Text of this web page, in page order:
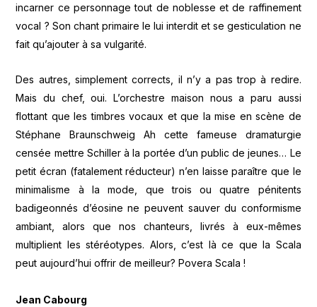
incarner ce personnage tout de noblesse et de raffinement
vocal ? Son chant primaire le lui interdit et se gesticulation ne
fait qu’ajouter à sa vulgarité.
Des autres, simplement corrects, il n’y a pas trop à redire.
Mais du chef, oui. L’orchestre maison nous a paru aussi
flottant que les timbres vocaux et que la mise en scène de
Stéphane Braunschweig Ah cette fameuse dramaturgie
censée mettre Schiller à la portée d’un public de jeunes… Le
petit écran (fatalement réducteur) n’en laisse paraître que le
minimalisme à la mode, que trois ou quatre pénitents
badigeonnés d’éosine ne peuvent sauver du conformisme
ambiant, alors que nos chanteurs, livrés à eux-mêmes
multiplient les stéréotypes. Alors, c’est là ce que la Scala
peut aujourd’hui offrir de meilleur? Povera Scala !
Jean Cabourg